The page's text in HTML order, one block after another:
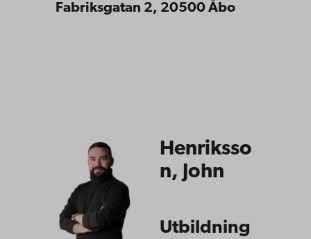
Fabriksgatan 2, 20500 Åbo
Henriksso
n, John
Utbildning